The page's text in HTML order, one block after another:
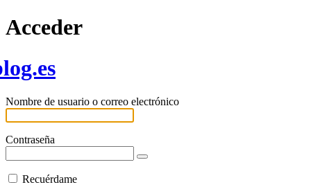
Acceder
Nombre de usuario o correo electrónico
Contraseña
Recuérdame